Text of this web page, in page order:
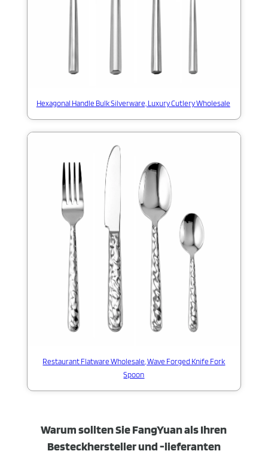
Hexagonal Handle Bulk Silverware, Luxury Cutlery Wholesale
Restaurant Flatware Wholesale, Wave Forged Knife Fork
Spoon
Warum sollten Sie FangYuan als Ihren
Besteckhersteller und -lieferanten